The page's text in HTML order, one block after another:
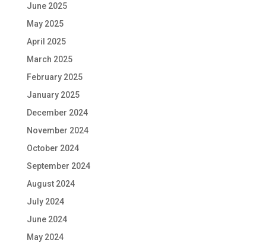
June 2025
May 2025
April 2025
March 2025
February 2025
January 2025
December 2024
November 2024
October 2024
September 2024
August 2024
July 2024
June 2024
May 2024